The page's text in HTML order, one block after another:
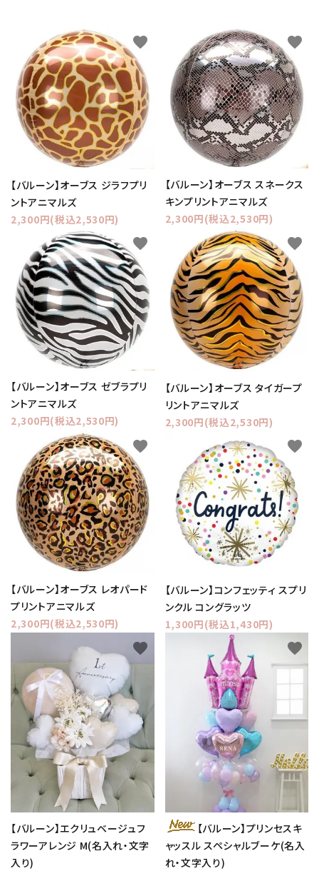
【バルーン】オーブス ジラフプリ
ントアニマルズ
2,300円(税込2,530円)
favorite
【バルーン】オーブス スネークス
キンプリントアニマルズ
2,300円(税込2,530円)
favorite
【バルーン】オーブス ゼブラプリ
ントアニマルズ
2,300円(税込2,530円)
favorite
【バルーン】オーブス タイガープ
リントアニマルズ
2,300円(税込2,530円)
favorite
【バルーン】オーブス レオパード
プリントアニマルズ
2,300円(税込2,530円)
favorite
【バルーン】コンフェッティ スプリ
ンクル コングラッツ
1,300円(税込1,430円)
favorite
【バルーン】エクリュベージュフ
ラワーアレンジ M(名入れ・文字
入り)
favorite
【バルーン】プリンセスキ
ャッスル スペシャルブーケ(名入
れ・文字入り)
favorite